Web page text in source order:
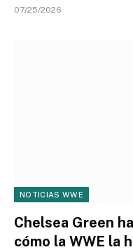
07/25/2026
NOTICIAS WWE
Chelsea Green
cómo la WWE la